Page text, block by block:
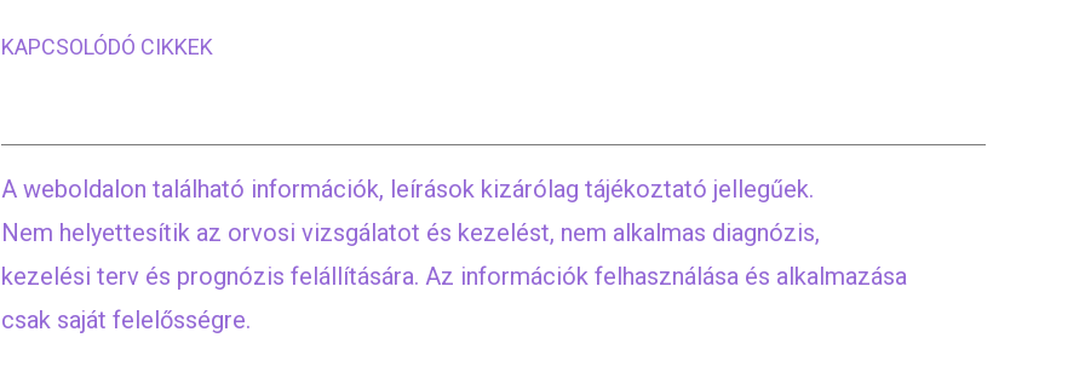
KAPCSOLÓDÓ CIKKEK
A weboldalon található információk, leírások kizárólag tájékoztató jellegűek.
Nem helyettesítik az orvosi vizsgálatot és kezelést, nem alkalmas diagnózis,
kezelési terv és prognózis felállítására. Az információk felhasználása és alkalmazása
csak saját felelősségre.